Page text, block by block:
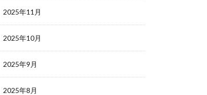
2025年11月
2025年10月
2025年9月
2025年8月